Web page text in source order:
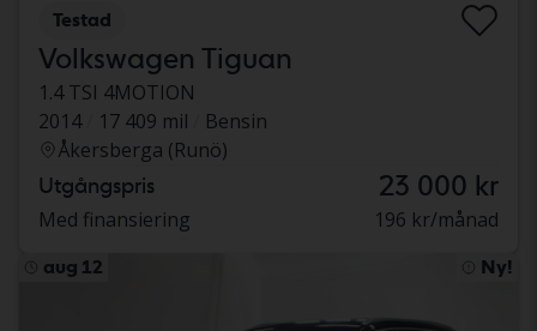
Testad
Volkswagen Tiguan
1.4 TSI 4MOTION
2014
17 409 mil
Bensin
Åkersberga (Runö)
Utgångspris 23 000 kr
Med finansiering 196 kr/månad
aug 12 Ny!